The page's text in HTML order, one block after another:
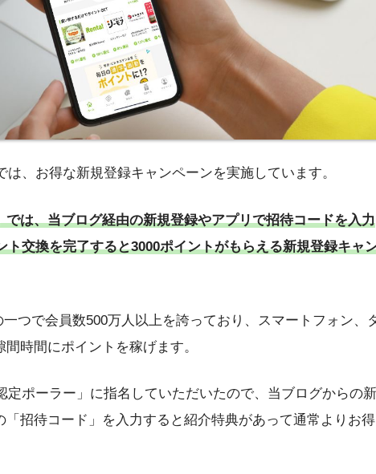
は、お得な新規登録キャンペーンを実施しています。
は、当ブログ経由の新規登録やアプリで招待コードを入力
ト交換を完了すると3000ポイントがもらえる新規登録キャ
つで会員数500万人以上を誇っており、スマートフォン、
時間にポイントを稼げます。
定ポーラー」に指名していただいたので、当ブログからの新
招待コード」を入力すると紹介特典があって通常よりお得